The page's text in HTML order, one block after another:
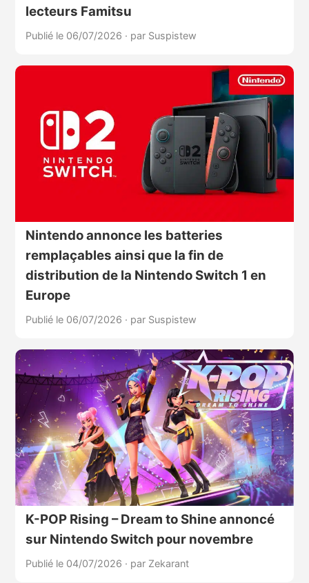
lecteurs Famitsu
Publié le 06/07/2026 · par Suspistew
Nintendo annonce les batteries
remplaçables ainsi que la fin de
distribution de la Nintendo Switch 1 en
Europe
Publié le 06/07/2026 · par Suspistew
K-POP Rising – Dream to Shine annoncé
sur Nintendo Switch pour novembre
Publié le 04/07/2026 · par Zekarant